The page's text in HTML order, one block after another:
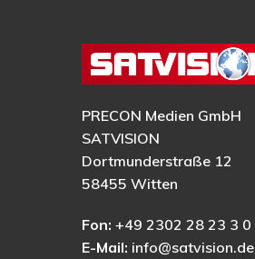
PRECON Medien GmbH
SATVISION
Dortmunderstraße 12
58455 Witten
Fon: +49 2302 28 23 3 0
E-Mail: info@satvision.de